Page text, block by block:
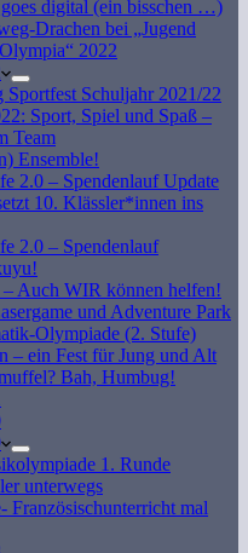
digital (ein bisschen …)
Drachen bei „Jugend
2022
Sportfest Schuljahr 2021/22
Sport, Spiel und Spaß –
Team
Ensemble!
2.0 – Spendenlauf Update
10. Klässler*innen ins
2.0 – Spendenlauf
Auch WIR können helfen!
und Adventure Park
Olympiade (2. Stufe)
– ein Fest für Jung und Alt
Bah, Humbug!
1. Runde
unterwegs
Französischunterricht mal